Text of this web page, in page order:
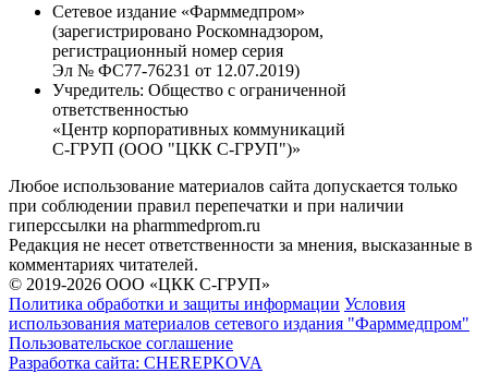
Сетевое издание «Фарммедпром»
(зарегистрировано Роскомнадзором,
регистрационный номер серия
Эл № ФС77-76231 от 12.07.2019)
Учредитель: Общество с ограниченной
ответственностью
«Центр корпоративных коммуникаций
С-ГРУП (ООО "ЦКК С-ГРУП")»
Любое использование материалов сайта допускается только
при соблюдении правил перепечатки и при наличии
гиперссылки на pharmmedprom.ru
Редакция не несет ответственности за мнения, высказанные в
комментариях читателей.
© 2019-2026 ООО «ЦКК С-ГРУП»
Политика обработки и защиты информации Условия
использования материалов сетевого издания "Фарммедпром"
Пользовательское соглашение
Разработка сайта: CHEREPKOVA